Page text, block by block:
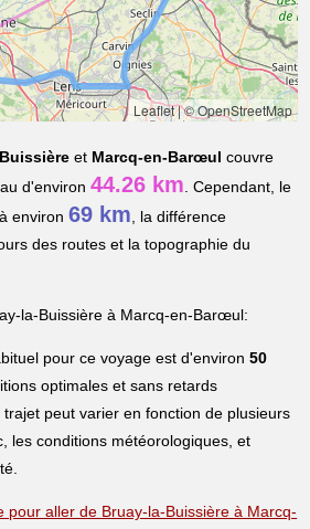
Leaflet|© OpenStreetMap
et Marcq-en-Barœul couvre
d'environ44.26 km. Cependant, le
environ69 km, la différence
des routes et la topographie du
la-Buissière à Marcq-en-Barœul:
pour ce voyage est d'environ50
optimales et sans retards
peut varier en fonction de plusieurs
les conditions météorologiques, et
pour aller de Bruay-la-Buissière à Marcq-